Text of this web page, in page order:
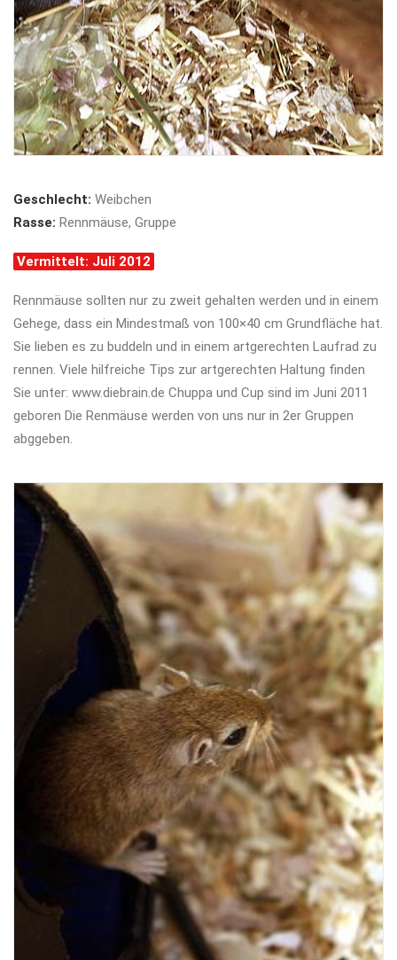
Geschlecht: Weibchen
Rasse: Rennmäuse, Gruppe
Vermittelt: Juli 2012
Rennmäuse sollten nur zu zweit gehalten werden und in einem
Gehege, dass ein Mindestmaß von 100×40 cm Grundfläche hat.
Sie lieben es zu buddeln und in einem artgerechten Laufrad zu
rennen. Viele hilfreiche Tips zur artgerechten Haltung finden
Sie unter: www.diebrain.de Chuppa und Cup sind im Juni 2011
geboren Die Renmäuse werden von uns nur in 2er Gruppen
abggeben.